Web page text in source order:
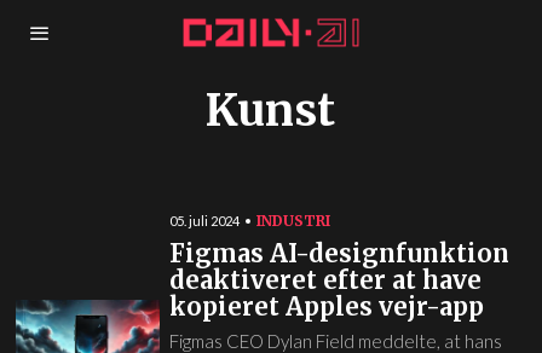
Kunst
05. juli 2024 INDUSTRI
Figmas AI-designfunktion
deaktiveret efter at have
kopieret Apples vejr-app
Figmas CEO Dylan Field meddelte, at hans